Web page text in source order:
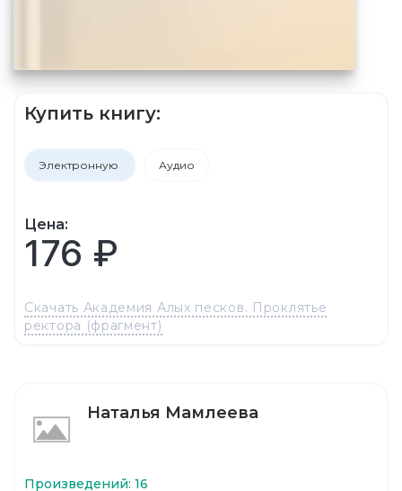
Купить книгу:
Электронную Аудио
Цена:
176 ₽
Скачать Академия Алых песков. Проклятье
ректора (фрагмент)
Наталья Мамлеева
Произведений: 16